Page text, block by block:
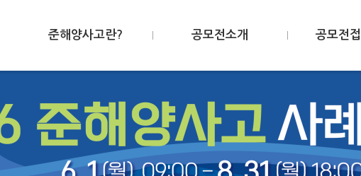
준해양사고란? 공모전소개 공모전